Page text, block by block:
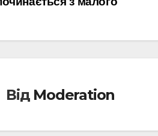
Від Moderation